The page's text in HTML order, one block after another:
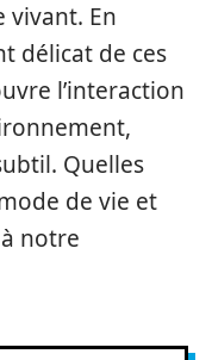
vivant. En
délicat de ces
l’interaction
Quelles
de vie et
notre